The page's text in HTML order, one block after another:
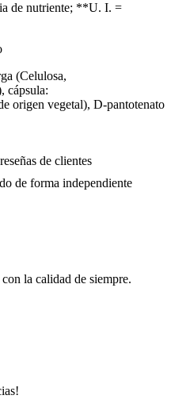
de nutriente; **U. I. =
(Celulosa,
cápsula:
origen vegetal), D-pantotenato
de clientes
de forma independiente
la calidad de siempre.